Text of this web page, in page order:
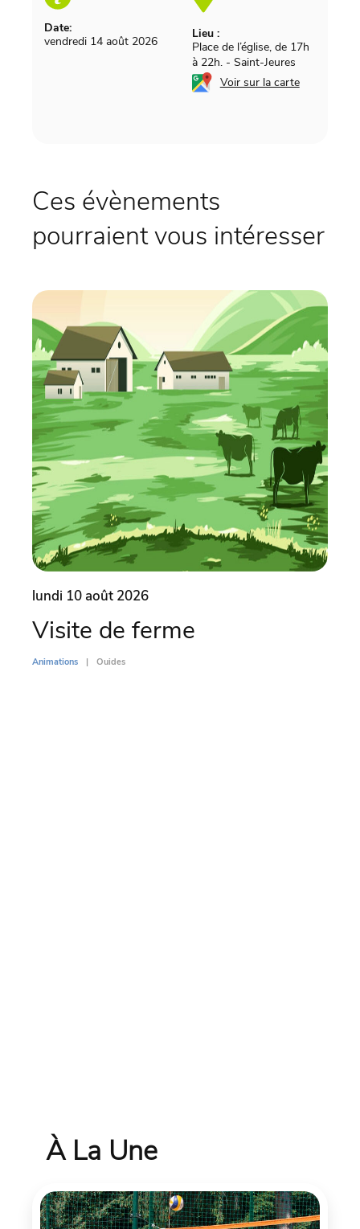
Date:
vendredi 14 août 2026
Lieu :
Place de l’église, de 17h
à 22h. - Saint-Jeures
Voir sur la carte
Ces évènements
pourraient vous intéresser
lundi 10 août 2026
Visite de ferme
Animations Ouides
À La Une